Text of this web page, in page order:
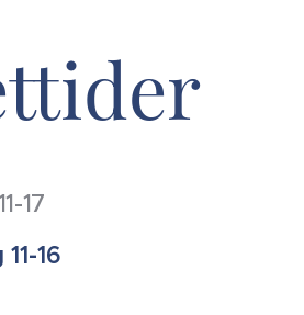
17
16